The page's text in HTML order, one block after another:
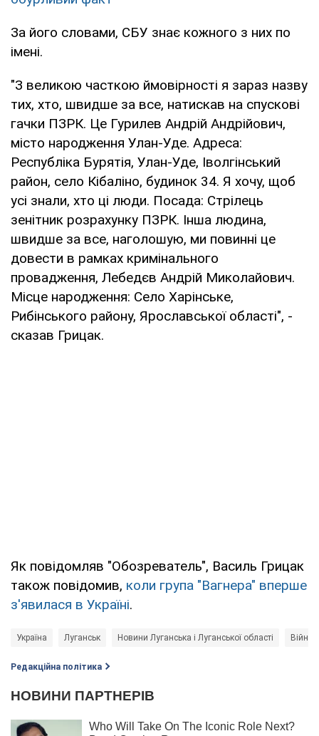
За його словами, СБУ знає кожного з них по
імені.
"З великою часткою ймовірності я зараз назву
тих, хто, швидше за все, натискав на спускові
гачки ПЗРК. Це Гурилев Андрій Андрійович,
місто народження Улан-Уде. Адреса:
Республіка Бурятія, Улан-Уде, Іволгінський
район, село Кібаліно, будинок 34. Я хочу, щоб
усі знали, хто ці люди. Посада: Стрілець
зенітник розрахунку ПЗРК. Інша людина,
швидше за все, наголошую, ми повинні це
довести в рамках кримінального
провадження, Лебедєв Андрій Миколайович.
Місце народження: Село Харінське,
Рибінського району, Ярославської області", -
сказав Грицак.
Як повідомляв "Обозреватель", Василь Грицак
також повідомив, коли група "Вагнера" вперше
з'явилася в Україні.
Україна Луганськ Новини Луганська і Луганської області Війна
Редакційна політика